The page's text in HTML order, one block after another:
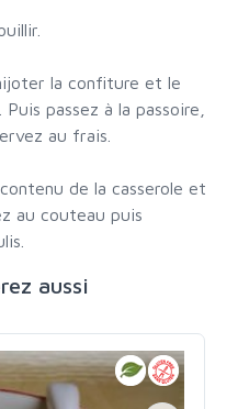
la confiture et le
passez à la passoire,
au frais.
de la casserole et
au couteau puis
aussi